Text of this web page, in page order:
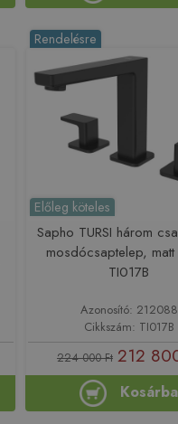
Rendelésre
Előleg köteles
Sapho TURSI három
mosdócsaptelep, matt
TI017B
Azonosító: 212088
Cikkszám: TI017B
224 000 Ft 212
Kosárba